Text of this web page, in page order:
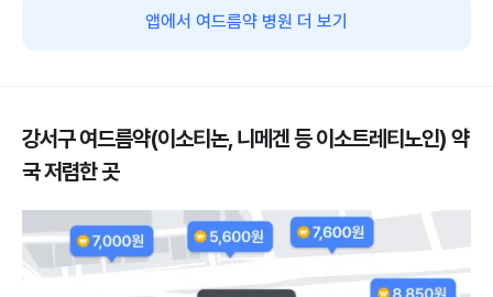
앱에서 여드름약 병원 더 보기
강서구 여드름약(이소티논, 니메겐 등 이소트레티노인) 약
국 저렴한 곳